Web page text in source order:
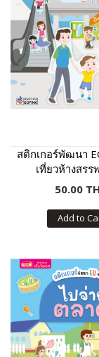
สติกเกอร์พัฒนา
เที่ยวห้างสรร
50.00
Add to